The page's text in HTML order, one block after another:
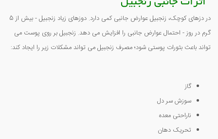
اثرات جانبی زنجبیل
در دزهای کوچک، زنجبیل عوارض جانبی کمی دارد. دوزهای زیاد زنجبیل - بیش از 5
گرم در روز - احتمال عوارض جانبی را افزایش می دهد. زنجبیل بر روی پوست می
تواند باعث بثورات پوستی شود؛ مصرف زنجبیل می تواند مشکلات زیر را ایجاد کند:
گاز
سوزش سر دل
ناراحتی معده
تحریک دهان